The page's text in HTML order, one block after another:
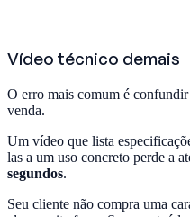
Vídeo técnico demais
O erro mais comum é
venda.
Um vídeo que lista
las a um uso concreto perde a
segundos.
Seu cliente não compra uma